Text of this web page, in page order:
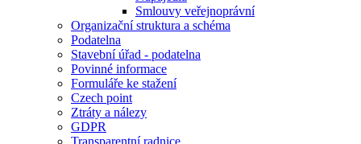
Smlouvy veřejnoprávní
Organizační struktura a schéma
Podatelna
Stavební úřad - podatelna
Povinné informace
Formuláře ke stažení
Czech point
Ztráty a nálezy
GDPR
Transparentní radnice